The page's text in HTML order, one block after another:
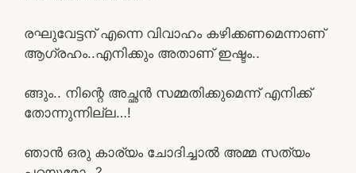
രഘുവേട്ടന് എന്നെ വിവാഹം കഴിക്കണമെന്നാണ്
ആഗ്രഹം..എനിക്കും അതാണ് ഇഷ്ടം..
ങ്ങും.. നിന്റെ അച്ഛൻ സമ്മതിക്കുമെന്ന് എനിക്ക്
തോന്നുന്നില്ല…!
ഞാൻ ഒരു കാര്യം ചോദിച്ചാൽ അമ്മ സത്യം